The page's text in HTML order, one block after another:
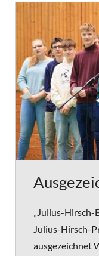
„Julius-Hirsch-
Julius-Hirsch-
ausgezeichnet